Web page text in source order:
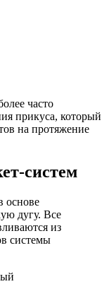
часто
прикуса, который
на протяжение
систем
основе
дугу. Все
из
системы